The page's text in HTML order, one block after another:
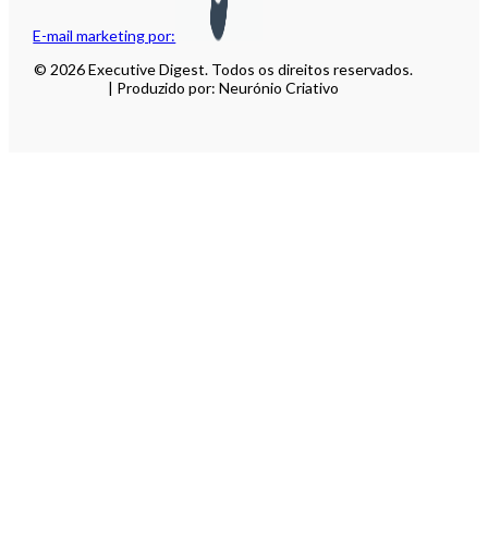
E-mail marketing por:
© 2026 Executive Digest. Todos os direitos reservados.
| Produzido por: Neurónio Criativo